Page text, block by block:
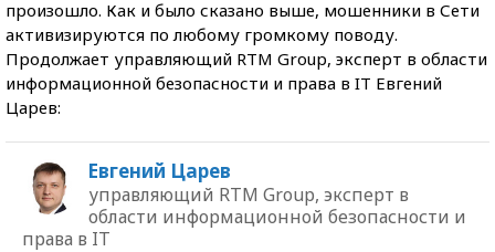
произошло. Как и было сказано выше, мошенники в Сети
активизируются по любому громкому поводу.
Продолжает управляющий RTM Group, эксперт в области
информационной безопасности и права в IT Евгений
Царев:
Евгений Царев
управляющий RTM Group, эксперт в
области информационной безопасности и
права в IT